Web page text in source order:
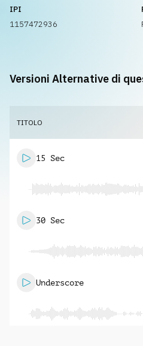
IPI
1157472936
Versioni Alternative di
TITOLO
15 Sec
30 Sec
Underscore